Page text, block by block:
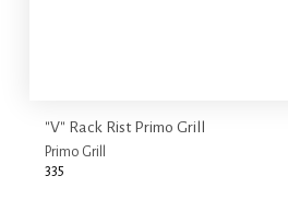
"V" Rack Rist Primo Grill
Primo Grill
335